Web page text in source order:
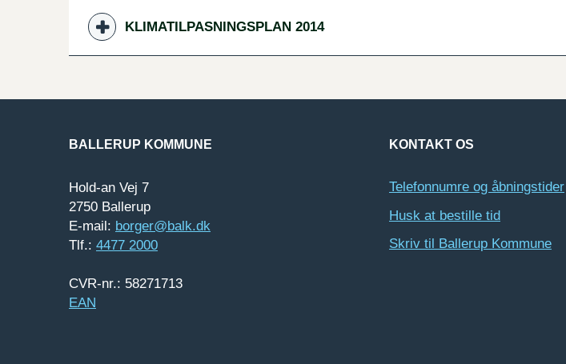
KLIMATILPASNINGSPLAN 2014
BALLERUP KOMMUNE
Hold-an Vej 7
2750 Ballerup
E-mail: borger@balk.dk
Tlf.: 4477 2000
CVR-nr.: 58271713
EAN
KONTAKT OS
Telefonnumre og åbningstider
Husk at bestille tid
Skriv til Ballerup Kommune